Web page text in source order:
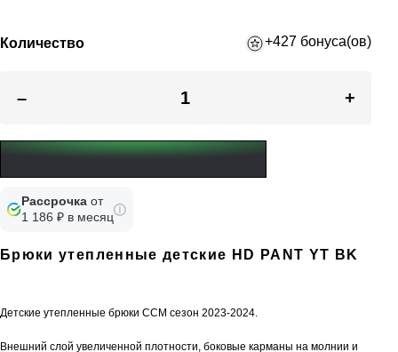
Количество +427 бонуса(ов)
– +
Рассрочка от
1 186 ₽ в месяц
Брюки утепленные детские HD PANT YT BK
Детские утепленные брюки CCM сезон 2023-2024.
Внешний слой увеличенной плотности, боковые карманы на молнии и